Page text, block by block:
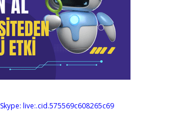
Skype: live:.cid.575569c608265c69